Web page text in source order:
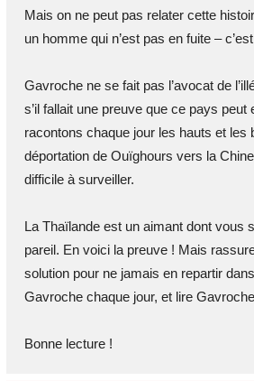
Mais on ne peut pas relater cette
un homme qui n’est pas en fuite –
Gavroche ne se fait pas l’avocat de
s’il fallait une preuve que ce pays
racontons chaque jour les hauts et
déportation de Ouïghours vers la
difficile à surveiller.
La Thaïlande est un aimant dont vous
pareil. En voici la preuve ! Mais
solution pour ne jamais en repartir
Gavroche chaque jour, et lire
Bonne lecture !